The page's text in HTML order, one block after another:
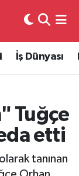
İş Dünyası
Tuğçe
etti
tanınan